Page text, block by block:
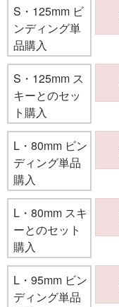
S・125mm ビ
ンディング単
品購入
S・125mm ス
キーとのセッ
ト購入
L・80mm ビン
ディング単品
購入
L・80mm スキ
ーとのセット
購入
L・95mm ビン
ディング単品